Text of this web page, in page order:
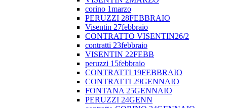
corino 1marzo
PERUZZI 28FEBBRAIO
Visentin 27febbraio
CONTRATTO VISENTIN26/2
contratti 23febbraio
VISENTIN 22FEBB
peruzzi 15febbraio
CONTRATTI 19FEBBRAIO
CONTRATTI 29GENNAIO
FONTANA 25GENNAIO
PERUZZI 24GENN